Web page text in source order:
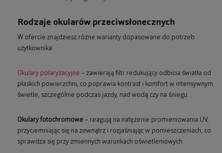
Rodzaje okularów przeciwsłonecznych
W ofercie znajdziesz różne warianty dopasowane do potrzeb
użytkownika:
Okulary polaryzacyjne – zawierają filtr redukujący odbicia światła od
płaskich powierzchni, co poprawia kontrast i komfort w intensywnym
świetle, szczególnie podczas jazdy, nad wodą czy na śniegu.
Okulary fotochromowe – reagują na natężenie promieniowania UV,
przyciemniając się na zewnątrz i rozjaśniając w pomieszczeniach, co
sprawdza się przy zmiennych warunkach oświetleniowych.